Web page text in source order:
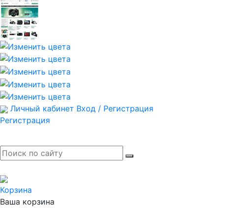
Личный кабинет Вход / Регистрация
Регистрация
Корзина
Ваша корзина